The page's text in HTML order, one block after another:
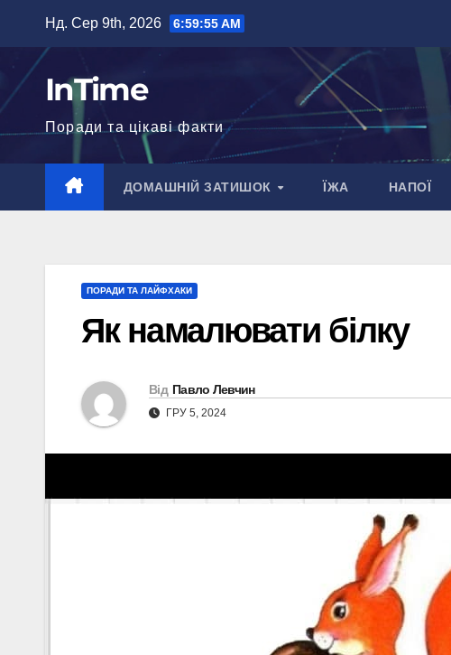
вмісту
Нд. Сер 9th, 2026 6:59:56 AM
InTime
Поради та цікаві факти
ДОМАШНІЙ ЗАТИШОК ЇЖА НАПОЇ
ПОРАДИ ТА ЛАЙФХАКИ
Як намалювати білку
Від Павло Левчин
ГРУ 5, 2024